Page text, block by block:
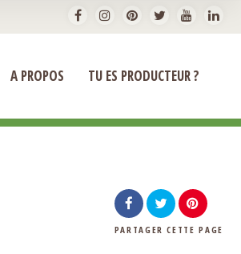
A PROPOS TU ES PRODUCTEUR ?
PARTAGER CETTE PAGE